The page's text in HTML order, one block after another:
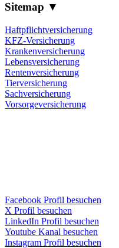
Sitemap ▼
Haftpflichtversicherung
KFZ-Versicherung
Krankenversicherung
Lebensversicherung
Rentenversicherung
Tierversicherung
Sachversicherung
Vorsorgeversicherung
Facebook Profil besuchen
X Profil besuchen
LinkedIn Profil besuchen
Youtube Kanal besuchen
Instagram Profil besuchen